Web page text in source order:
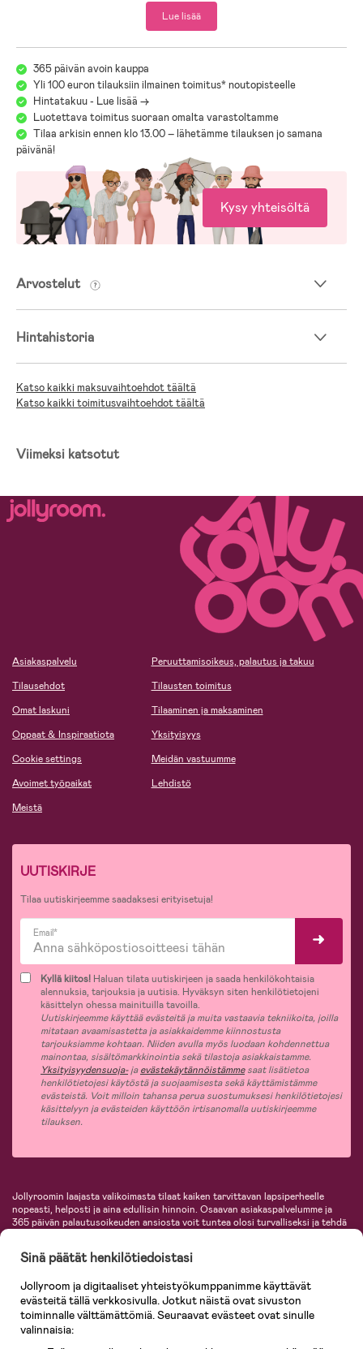
- Matkalaukku: 100 % Polypropeeni.
- Reppu: 100 % Kierrätetty PET.
Lue lisää
365 päivän avoin kauppa
Yli 100 euron tilauksiin ilmainen toimitus* noutopisteelle
Hintatakuu - Lue lisää ->
Luotettava toimitus suoraan omalta varastoltamme
Tilaa arkisin ennen klo 13.00 – lähetämme tilauksen jo samana
päivänä!
Kysy yhteisöltä
Arvostelut
Hintahistoria
Katso kaikki maksuvaihtoehdot täältä
Katso kaikki toimitusvaihtoehdot täältä
Viimeksi katsotut
Asiakaspalvelu
Tilausehdot
Omat laskuni
Oppaat & Inspiraatiota
Cookie settings
Avoimet työpaikat
Meistä
Peruuttamisoikeus, palautus ja takuu
Tilausten toimitus
Tilaaminen ja maksaminen
Yksityisyys
Meidän vastuumme
Lehdistö
UUTISKIRJE
Tilaa uutiskirjeemme saadaksesi erityisetuja!
Email*
Kyllä kiitos! Haluan tilata uutiskirjeen ja saada henkilökohtaisia
alennuksia, tarjouksia ja uutisia. Hyväksyn siten henkilötietojeni
käsittelyn ohessa mainituilla tavoilla.
Uutiskirjeemme käyttää evästeitä ja muita vastaavia tekniikoita, joilla
mitataan avaamisastetta ja asiakkaidemme kiinnostusta
tarjouksiamme kohtaan. Niiden avulla myös luodaan kohdennettua
mainontaa, sisältömarkkinointia sekä tilastoja asiakkaistamme.
Yksityisyydensuoja-jaevästekäytännöistämmesaat lisätietoa
henkilötietojesi käytöstä ja suojaamisesta sekä käyttämistämme
evästeistä. Voit milloin tahansa perua suostumuksesi henkilötietojesi
käsittelyyn ja evästeiden käyttöön irtisanomalla uutiskirjeemme
tilauksen.
Jollyroomin laajasta valikoimasta tilaat kaiken tarvittavan lapsiperheelle
nopeasti, helposti ja aina edullisin hinnoin. Osaavan asiakaspalvelumme ja
365 päivän palautusoikeuden ansiosta voit tuntea olosi turvalliseksi ja tehdä
lastentarvikkeita sekä paljon muuta. Meiltä löydät lukuisia tunnettuja
KidKraft, Ergobaby, Philips Avent, Neonate, Cybex, LEGO ja monia muita!
Tervetuloa shoppailemaan Pohjoismaiden suurimpaan lastentarvikkeiden
verkkokauppaan!
Sinä päätät henkilötiedoistasi
Jollyroom ja digitaaliset yhteistyökumppanimme käyttävät
evästeitä tällä verkkosivulla. Jotkut näistä ovat sivuston
toiminnalle välttämättömiä. Seuraavat evästeet ovat sinulle
valinnaisia: